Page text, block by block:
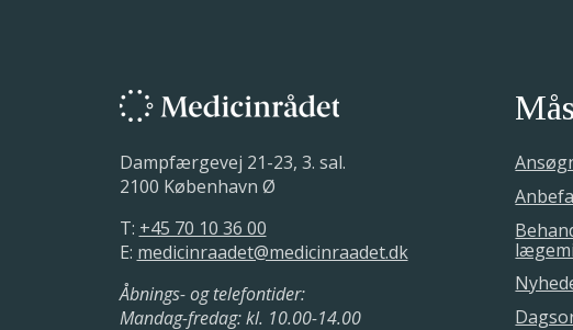
Dampfærgevej 21-23, 3. sal.
2100 København Ø
T: +45 70 10 36 00
E: medicinraadet@medicinraadet.dk
Åbnings- og telefontider:
Mandag-fredag: kl. 10.00-14.00